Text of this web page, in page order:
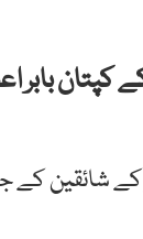
کپتان
کے شائقین